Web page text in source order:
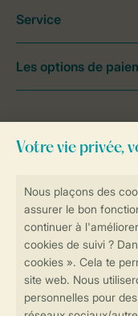
Réservations en
Transmission
contactez notre
Service
Les options de